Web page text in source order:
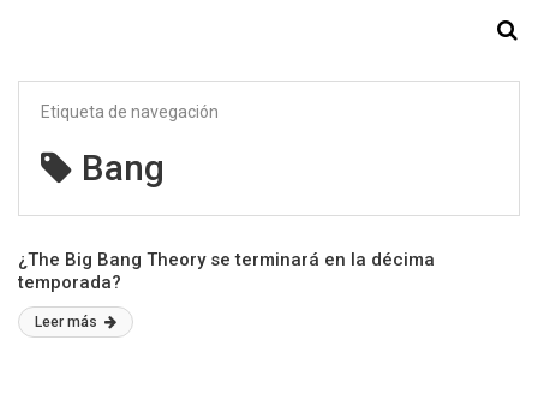
Etiqueta de navegación
Bang
¿The Big Bang Theory se terminará en la décima
temporada?
Leer más